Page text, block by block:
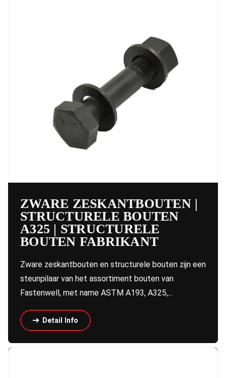
ZWARE ZESKANTBOUTEN |
STRUCTURELE BOUTEN
A325 | STRUCTURELE
BOUTEN FABRIKANT
Zware zeskantbouten en structurele bouten zijn een
steunpilaar van het assortiment bouten van
Fastenwell, met name ASTM A193, A325,...
Detail Info